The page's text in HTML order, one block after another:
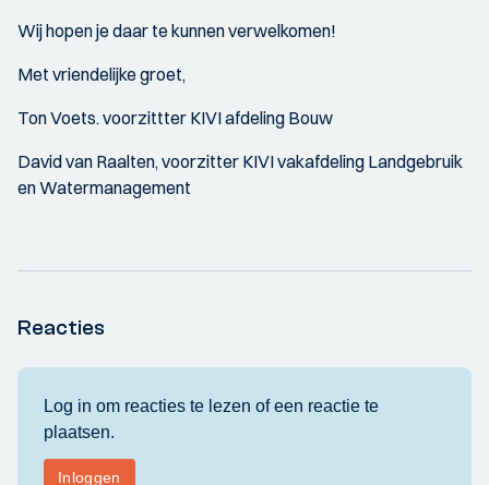
Wij hopen je daar te kunnen verwelkomen!
Met vriendelijke groet,
Ton Voets. voorzittter KIVI afdeling Bouw
David van Raalten, voorzitter KIVI vakafdeling Landgebruik
en Watermanagement
Reacties